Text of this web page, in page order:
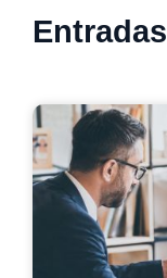
Entradas